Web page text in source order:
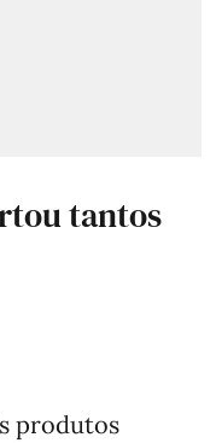
tantos
produtos